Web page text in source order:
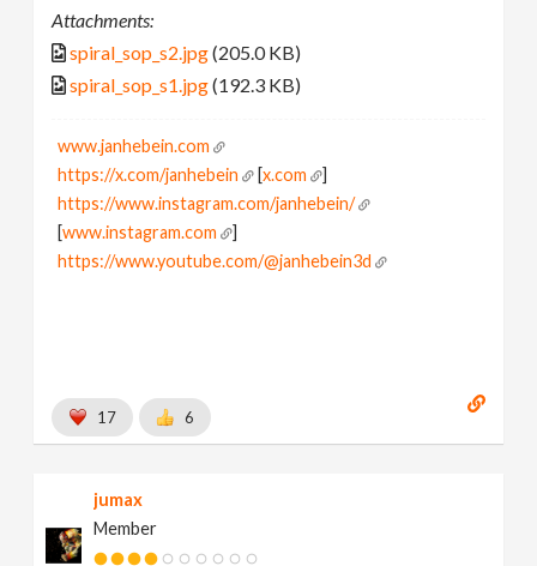
Attachments:
spiral_sop_s2.jpg(205.0 KB)
spiral_sop_s1.jpg(192.3 KB)
www.janhebein.com
https://x.com/janhebein
[x.com
]
https://www.instagram.com/janhebein/
[www.instagram.com
]
https://www.youtube.com/@janhebein3d
17 6
jumax
Member